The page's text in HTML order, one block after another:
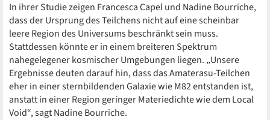
In ihrer Studie zeigen Francesca Capel und Nadine Bourriche,
dass der Ursprung des Teilchens nicht auf eine scheinbar
leere Region des Universums beschränkt sein muss.
Stattdessen könnte er in einem breiteren Spektrum
nahegelegener kosmischer Umgebungen liegen. „Unsere
Ergebnisse deuten darauf hin, dass das Amaterasu-Teilchen
eher in einer sternbildenden Galaxie wie M82 entstanden ist,
anstatt in einer Region geringer Materiedichte wie dem Local
Void“, sagt Nadine Bourriche.